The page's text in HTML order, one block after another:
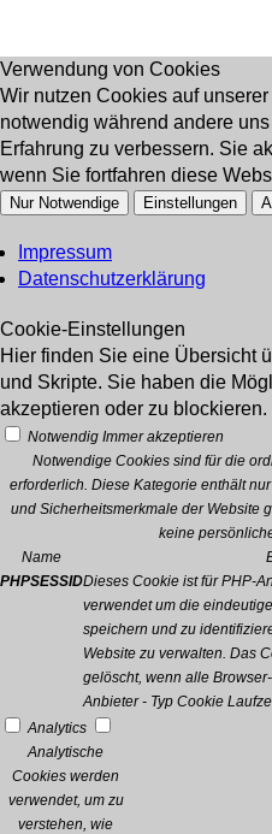
Verwendung von Cookies
Wir nutzen Cookies auf
notwendig während andere
Erfahrung zu verbessern. Sie
wenn Sie fortfahren diese
Nur Notwendige Einstellungen
Impressum
Datenschutzerklärung
Cookie-Einstellungen
Hier finden Sie eine Übersicht
und Skripte. Sie haben die
akzeptieren oder zu blockieren.
Notwendig Immer akzeptieren
Notwendige Cookies sind für die
erforderlich. Diese Kategorie enthält
und Sicherheitsmerkmale der Website
keine
Name
PHPSESSIDDieses Cookie ist für PHP-
verwendet um die
speichern und zu
Website zu verwalten. Das
gelöscht, wenn alle
Anbieter - Typ Cookie
Analytics
Analytische
Cookies werden
verwendet, um zu
verstehen, wie